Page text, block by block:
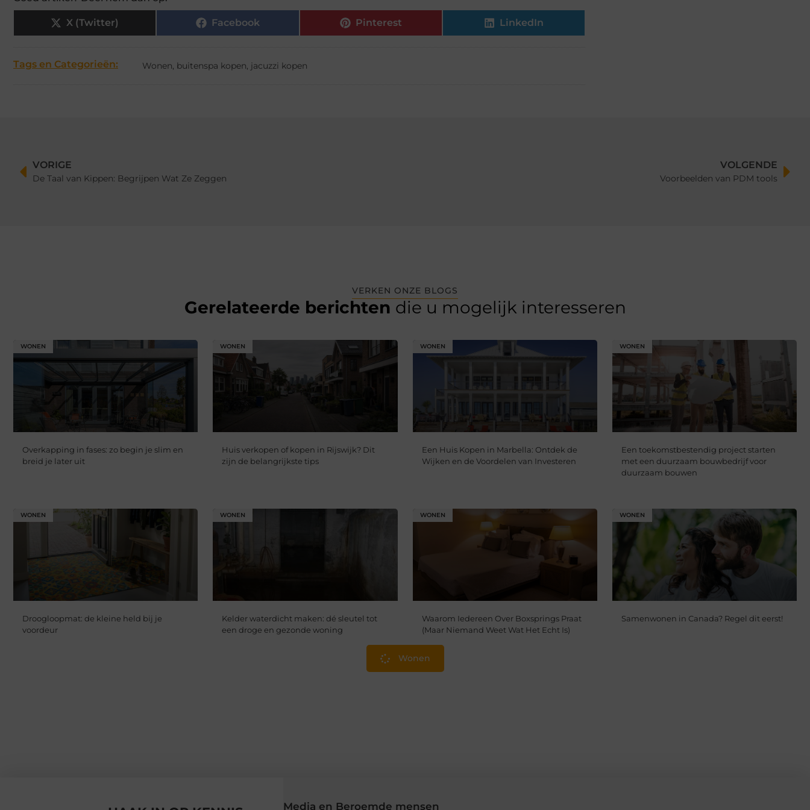
X (Twitter) Facebook Pinterest LinkedIn
Tags en Categorieën: Wonen, buitenspa kopen, jacuzzi kopen
VORIGE
De Taal van Kippen: Begrijpen Wat Ze Zeggen
VOLGENDE
Voorbeelden van PDM tools
VERKEN ONZE BLOGS
Gerelateerde berichten die u mogelijk interesseren
WONEN
Overkapping in fases: zo begin je slim en
breid je later uit
WONEN
Huis verkopen of kopen in Rijswijk? Dit
zijn de belangrijkste tips
WONEN
Een Huis Kopen in Marbella: Ontdek de
Wijken en de Voordelen van Investeren
WONEN
Een toekomstbestendig project starten
met een duurzaam bouwbedrijf voor
duurzaam bouwen
WONEN
Droogloopmat: de kleine held bij je
voordeur
WONEN
Kelder waterdicht maken: dé sleutel tot
een droge en gezonde woning
WONEN
Waarom Iedereen Over Boxsprings Praat
(Maar Niemand Weet Wat Het Echt Is)
WONEN
Samenwonen in Canada? Regel dit eerst!
Wonen
Media en Beroemde mensen